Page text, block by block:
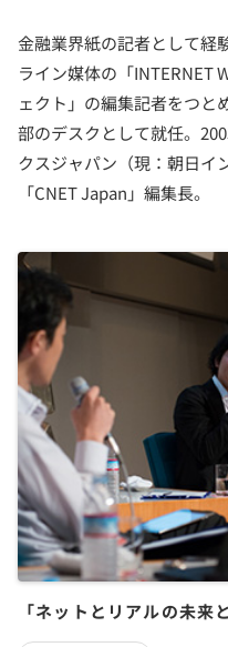
金融業界紙の記者として経
ライン媒体の「INTERNET
ェクト」の編集記者をつと
部のデスクとして就任。
クスジャパン（現：朝日イ
「CNET Japan」編集長。
「ネットとリアルの未